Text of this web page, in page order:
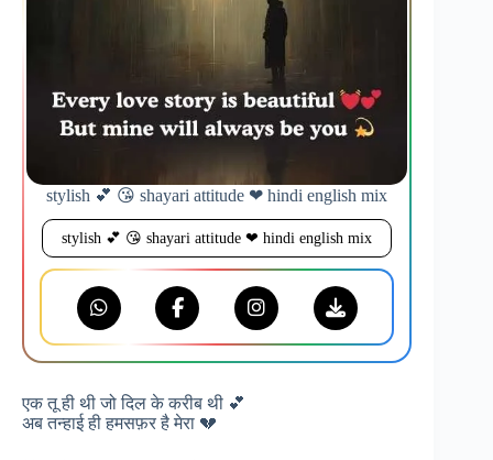
stylish 💕 😘 shayari attitude ❤ hindi english mix
stylish 💕 😘 shayari attitude ❤ hindi english mix
एक तू ही थी जो दिल के करीब थी 💕
अब तन्हाई ही हमसफ़र है मेरा 💔